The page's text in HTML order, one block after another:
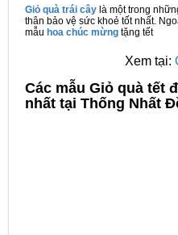
Giỏ quà trái cây là một trong
thân bảo vệ sức khoẻ tốt nhất.
mẫu hoa chúc mừng tặng tết
Xem tại:
Các mẫu Giỏ quà tết
nhất tại Thống Nhất